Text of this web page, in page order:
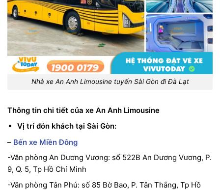
Nhà xe An Anh Limousine tuyến Sài Gòn đi Đà Lạt
Thông tin chi tiết của xe An Anh Limousine
Vị trí đón khách tại Sài Gòn:
– Bến xe Miền Đông
-Văn phòng An Dương Vương: số 522B An Dương Vương, P.
9, Q. 5, Tp Hồ Chí Minh
-Văn phòng Tân Phú: số 85 Bờ Bao, P. Tân Thắng, Tp Hồ